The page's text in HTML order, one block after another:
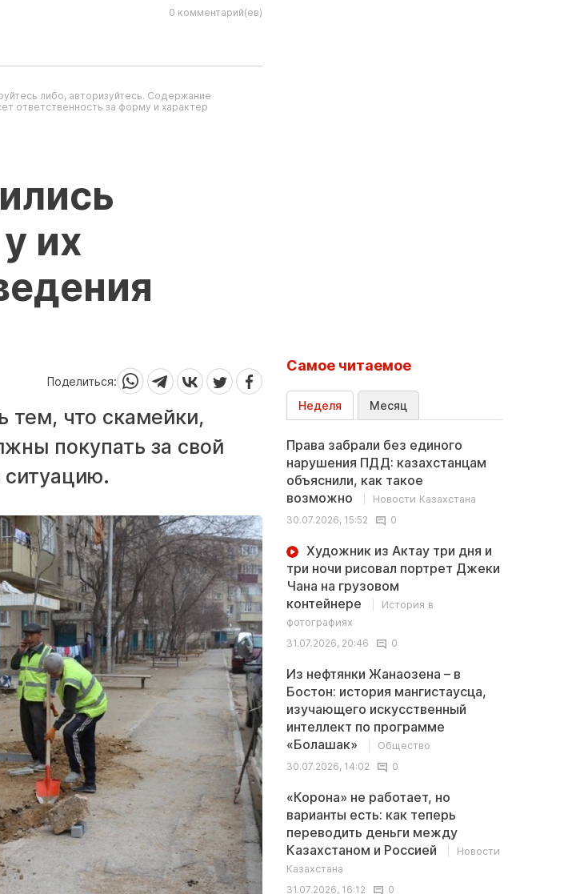
0 комментарий(ев)
либо, авторизуйтесь. Содержание
ответственность за форму и характер
их
Поделиться:
тем, что скамейки,
покупать за свой
ситуацию.
Самое читаемое
Неделя Месяц
Права забрали без единого
нарушения ПДД: казахстанцам
объяснили, как такое
возможно
Новости Казахстана
30.07.2026, 15:52
0
Художник из Актау три дня и
три ночи рисовал портрет Джеки
Чана на грузовом
контейнере
История в
фотографиях
31.07.2026, 20:46
0
Из нефтянки Жанаозена – в
Бостон: история мангистаусца,
изучающего искусственный
интеллект по программе
«Болашак»
Общество
30.07.2026, 14:02
0
«Корона» не работает, но
варианты есть: как теперь
переводить деньги между
Казахстаном и Россией
Новости
Казахстана
31.07.2026, 16:12
0